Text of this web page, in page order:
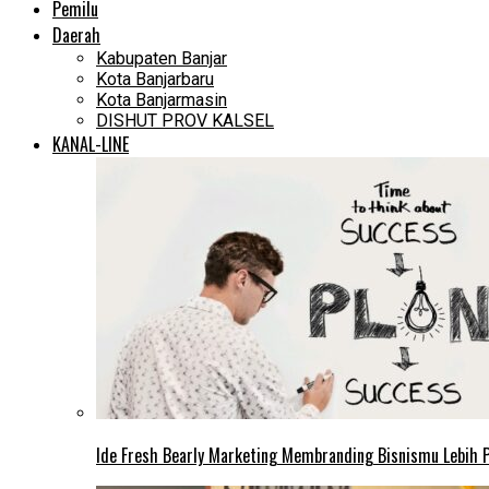
Pemilu
Daerah
Kabupaten Banjar
Kota Banjarbaru
Kota Banjarmasin
DISHUT PROV KALSEL
KANAL-LINE
Ide Fresh Bearly Marketing Membranding Bisnismu Lebih